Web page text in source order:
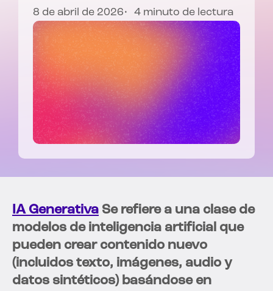
8 de abril de 2026 4 minuto de lectura
IA Generativa Se refiere a una clase de
modelos de inteligencia artificial que
pueden crear contenido nuevo
(incluidos texto, imágenes, audio y
datos sintéticos) basándose en